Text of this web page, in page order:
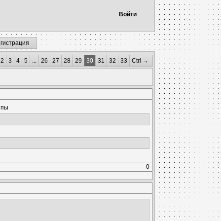
Войти
2 3 4 5 ... 26 27 28 29 30 31 32 33 Ctrl →
0